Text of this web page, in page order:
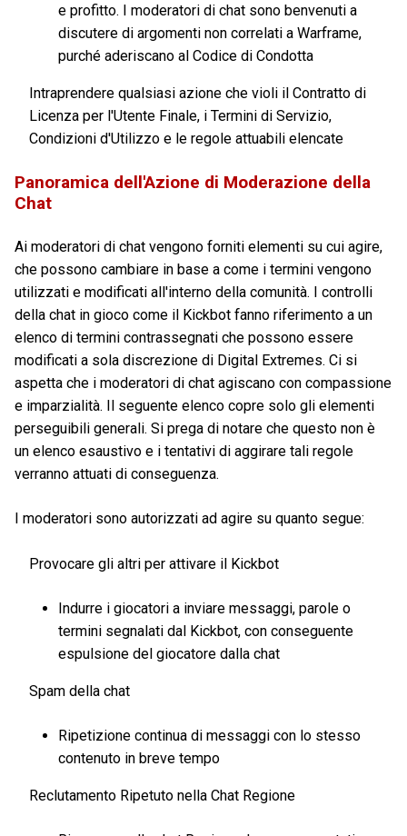
e profitto. I moderatori di chat sono benvenuti a
discutere di argomenti non correlati a Warframe,
purché aderiscano al Codice di Condotta
Intraprendere qualsiasi azione che violi il Contratto di
Licenza per l'Utente Finale, i Termini di Servizio,
Condizioni d'Utilizzo e le regole attuabili elencate
Panoramica dell'Azione di Moderazione della
Chat
Ai moderatori di chat vengono forniti elementi su cui agire,
che possono cambiare in base a come i termini vengono
utilizzati e modificati all'interno della comunità. I controlli
della chat in gioco come il Kickbot fanno riferimento a un
elenco di termini contrassegnati che possono essere
modificati a sola discrezione di Digital Extremes. Ci si
aspetta che i moderatori di chat agiscano con compassione
e imparzialità. Il seguente elenco copre solo gli elementi
perseguibili generali. Si prega di notare che questo non è
un elenco esaustivo e i tentativi di aggirare tali regole
verranno attuati di conseguenza.
I moderatori sono autorizzati ad agire su quanto segue:
Provocare gli altri per attivare il Kickbot
Indurre i giocatori a inviare messaggi, parole o
termini segnalati dal Kickbot, con conseguente
espulsione del giocatore dalla chat
Spam della chat
Ripetizione continua di messaggi con lo stesso
contenuto in breve tempo
Reclutamento Ripetuto nella Chat Regione